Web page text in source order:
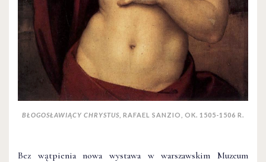
BŁOGOSŁAWIĄCY CHRYSTUS , RAFAEL SANZIO, OK. 1505-1506 R.
Bez wątpienia nowa wystawa w warszawskim Muzeum